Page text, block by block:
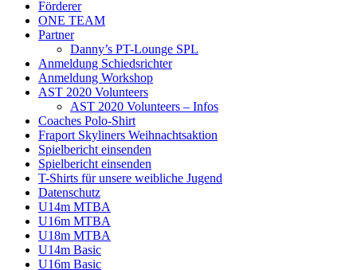
Förderer
ONE TEAM
Partner
Danny’s PT-Lounge SPL
Anmeldung Schiedsrichter
Anmeldung Workshop
AST 2020 Volunteers
AST 2020 Volunteers – Infos
Coaches Polo-Shirt
Fraport Skyliners Weihnachtsaktion
Spielbericht einsenden
Spielbericht einsenden
T-Shirts für unsere weibliche Jugend
Datenschutz
U14m MTBA
U16m MTBA
U18m MTBA
U14m Basic
U16m Basic